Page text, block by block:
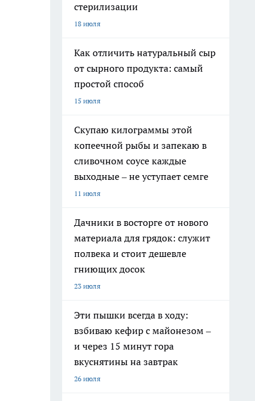
стерилизации
18 июля
Как отличить натуральный сыр
от сырного продукта: самый
простой способ
15 июля
Скупаю килограммы этой
копеечной рыбы и запекаю в
сливочном соусе каждые
выходные – не уступает семге
11 июля
Дачники в восторге от нового
материала для грядок: служит
полвека и стоит дешевле
гниющих досок
23 июля
Эти пышки всегда в ходу:
взбиваю кефир с майонезом –
и через 15 минут гора
вкуснятины на завтрак
26 июля